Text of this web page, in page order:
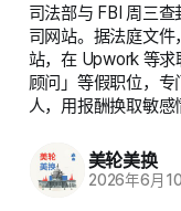
司法部与 FBI 周三
司网站。据法庭文
站，在 Upwork 等
顾问」等假职位，
人，用报酬换取敏
美轮美换
2026年6月